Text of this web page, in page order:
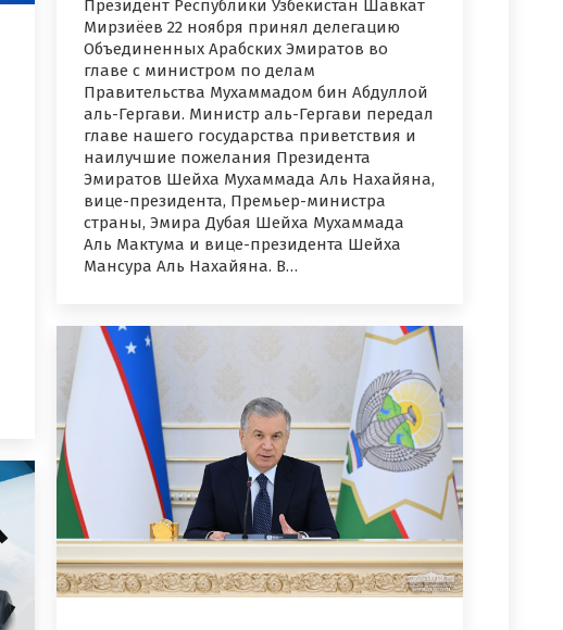
Президент Республики Узбекистан Шавкат
Мирзиёев 22 ноября принял делегацию
Объединенных Арабских Эмиратов во
главе с министром по делам
Правительства Мухаммадом бин Абдуллой
аль-Гергави. Министр аль-Гергави передал
главе нашего государства приветствия и
наилучшие пожелания Президента
Эмиратов Шейха Мухаммада Аль Нахайяна,
вице-президента, Премьер-министра
страны, Эмира Дубая Шейха Мухаммада
Аль Мактума и вице-президента Шейха
Мансура Аль Нахайяна. В…